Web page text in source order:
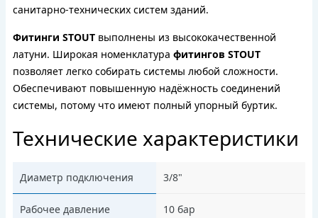
санитарно-технических систем зданий.
Фитинги STOUT выполнены из высококачественной
латуни. Широкая номенклатура фитингов STOUT
позволяет легко собирать системы любой сложности.
Обеспечивают повышенную надёжность соединений
системы, потому что имеют полный упорный буртик.
Технические характеристики
Диаметр подключения 3/8"
Рабочее давление 10 бар